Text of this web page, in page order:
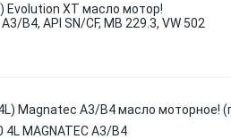
Evolution XT масло мотор!
B4, API SN/CF, MB 229.3, VW 502
Magnatec A3/B4 масло моторное!
4L MAGNATEC A3/B4